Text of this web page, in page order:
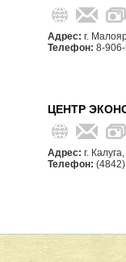
Адрес: г.
Телефон: 8-
ЦЕНТР
Адрес: г.
Телефон: